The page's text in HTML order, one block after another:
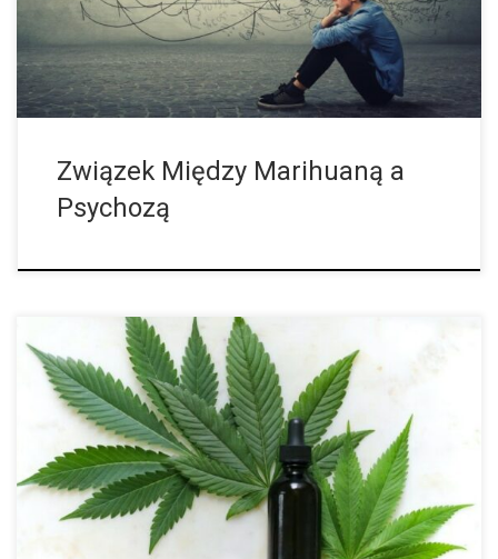
dowodzą, że układ […]
Związek Między Marihuaną a
Psychozą
Od sierpnia 20212 roku firmy Cantourage i Cannim zaopatrują
niemieckie apteki w pąki leczniczej marihuany z Jamajki, co
znacznie rozszerza zakres możliwości leczenia dla pacjentów.
Cantourage w komunikacie prasowym ogłosił, […]